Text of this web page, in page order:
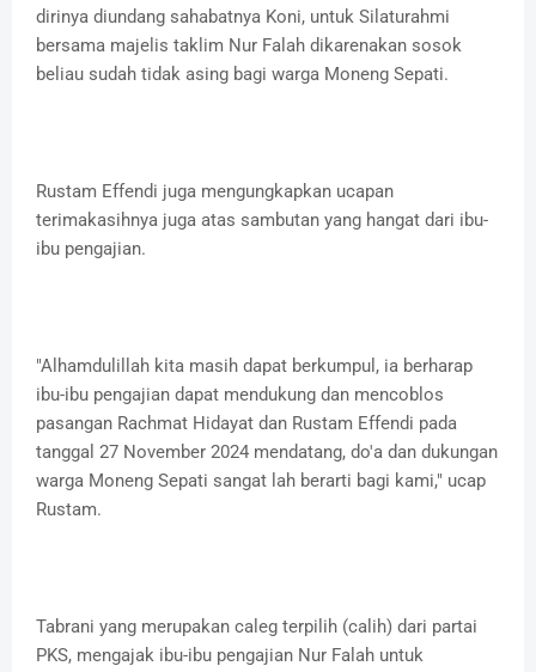
dirinya diundang sahabatnya Koni, untuk Silaturahmi
bersama majelis taklim Nur Falah dikarenakan sosok
beliau sudah tidak asing bagi warga Moneng Sepati.
Rustam Effendi juga mengungkapkan ucapan
terimakasihnya juga atas sambutan yang hangat dari ibu-
ibu pengajian.
"Alhamdulillah kita masih dapat berkumpul, ia berharap
ibu-ibu pengajian dapat mendukung dan mencoblos
pasangan Rachmat Hidayat dan Rustam Effendi pada
tanggal 27 November 2024 mendatang, do'a dan dukungan
warga Moneng Sepati sangat lah berarti bagi kami," ucap
Rustam.
Tabrani yang merupakan caleg terpilih (calih) dari partai
PKS, mengajak ibu-ibu pengajian Nur Falah untuk